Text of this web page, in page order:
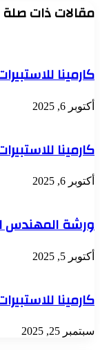
مقالات ذات صلة
كارمينا
أكتوبر 6, 2025
كارمينا
أكتوبر 6, 2025
ورشة المهندس
أكتوبر 5, 2025
كارمينا
سبتمبر 25, 2025